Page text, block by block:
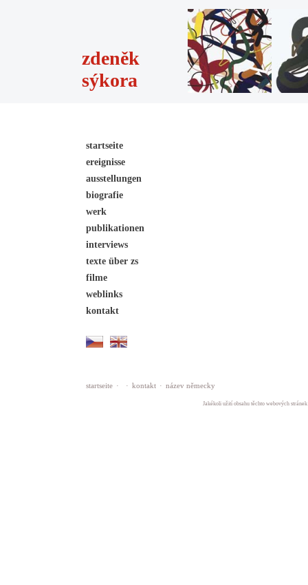
zdeněk
sýkora
startseite
ereignisse
ausstellungen
biografie
werk
publikationen
interviews
texte über zs
filme
weblinks
kontakt
startseite · · kontakt · název německy
Jakékoli užití obsahu těchto webových